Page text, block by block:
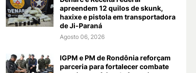
apreendem 12 quilos de skunk,
haxixe e pistola em transportadora
de Ji-Paraná
Agosto 06, 2026
IGPM e PM de Rondônia reforçam
parceria para fortalecer combate